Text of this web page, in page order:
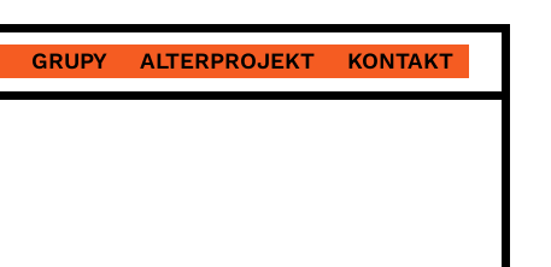
GRUPY ALTERPROJEKT KONTAKT